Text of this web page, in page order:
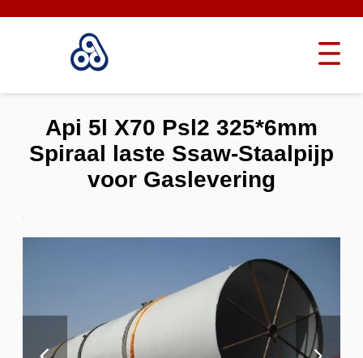
Api 5l X70 Psl2 325*6mm
Spiraal laste Ssaw-Staalpijp
voor Gaslevering